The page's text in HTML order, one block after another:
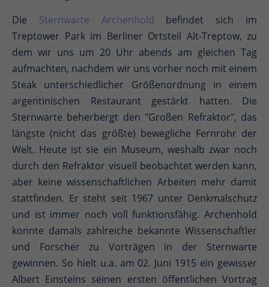
Die Sternwarte Archenhold befindet sich im
Treptower Park im Berliner Ortsteil Alt-Treptow, zu
dem wir uns um 20 Uhr abends am gleichen Tag
aufmachten, nachdem wir uns vorher noch mit einem
Steak unterschiedlicher Größenordnung in einem
argentinischen Restaurant gestärkt hatten. Die
Sternwarte beherbergt den "Großen Refraktor", das
längste (nicht das größte) bewegliche Fernrohr der
Welt. Heute ist sie ein Museum, weshalb zwar noch
durch den Refraktor visuell beobachtet werden kann,
aber keine wissenschaftlichen Arbeiten mehr damit
stattfinden. Er steht seit 1967 unter Denkmalschutz
und ist immer noch voll funktionsfähig. Archenhold
konnte damals zahlreiche bekannte Wissenschaftler
und Forscher zu Vorträgen in der Sternwarte
gewinnen. So hielt u.a. am 02. Juni 1915 ein gewisser
Albert Einsteins seinen ersten öffentlichen Vortrag